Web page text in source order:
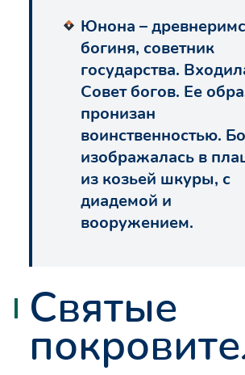
Юнона –
богиня, советник
государства.
Совет богов. Ее
пронизан
воинственностью.
изображалась в
из козьей шкуры, с
диадемой и
вооружением.
Святые